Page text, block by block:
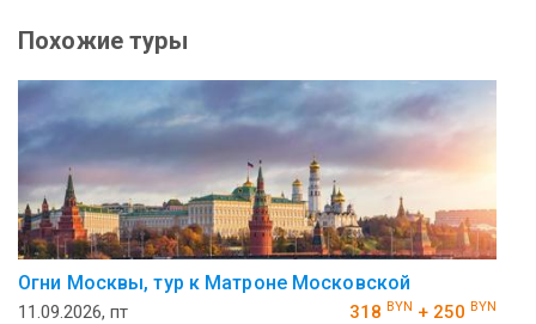
Похожие туры
Огни Москвы, тур к Матроне Московской
11.09.2026, пт 318 BYN + 250 BYN